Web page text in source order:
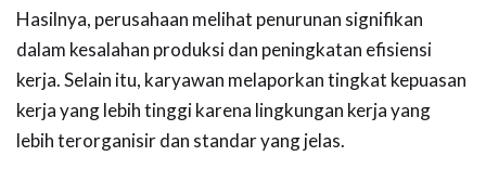
Hasilnya, perusahaan melihat penurunan signifikan
dalam kesalahan produksi dan peningkatan efisiensi
kerja. Selain itu, karyawan melaporkan tingkat kepuasan
kerja yang lebih tinggi karena lingkungan kerja yang
lebih terorganisir dan standar yang jelas.